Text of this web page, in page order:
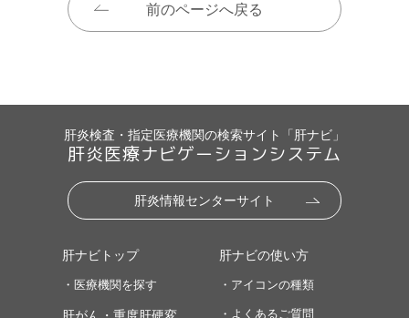
前のページへ戻る
肝炎検査・指定医療機関の検索サイト「肝ナビ」
肝炎医療ナビゲーションシステム
肝炎情報センターサイト
肝ナビトップ
・医療機関を探す
肝ナビの使い方
・アイコンの種類
・よくあるご質問